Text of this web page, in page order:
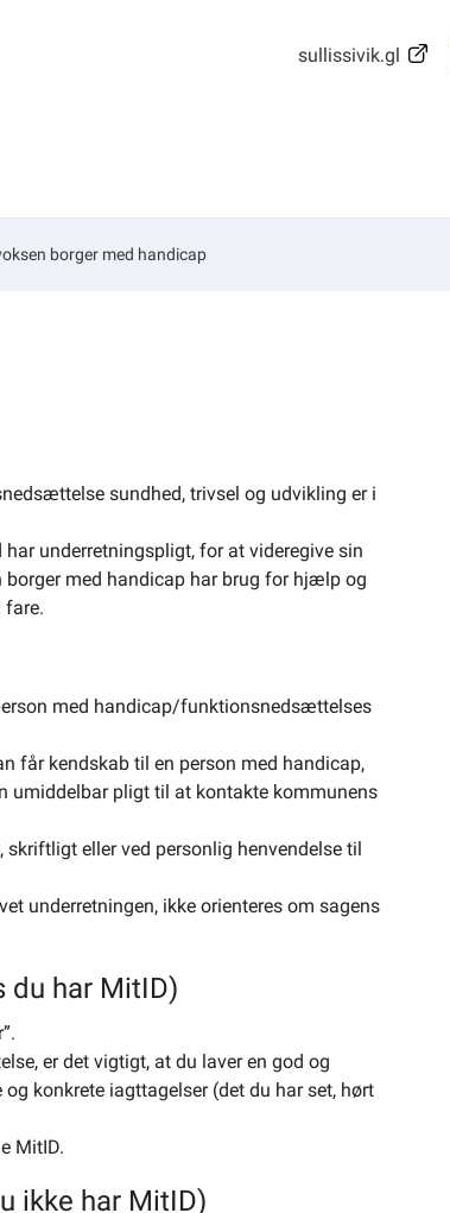
sullissivik.gl
borger med handicap
sundhed, trivsel og udvikling er i
underretningspligt, for at videregive sin
med handicap har brug for hjælp og
fare.
med handicap/funktionsnedsættelses
får kendskab til en person med handicap,
umiddelbar pligt til at kontakte kommunens
eller ved personlig henvendelse til
underretningen, ikke orienteres om sagens
du har MitID)
er det vigtigt, at du laver en god og
konkrete iagttagelser (det du har set, hørt
MitID.
ikke har MitID)